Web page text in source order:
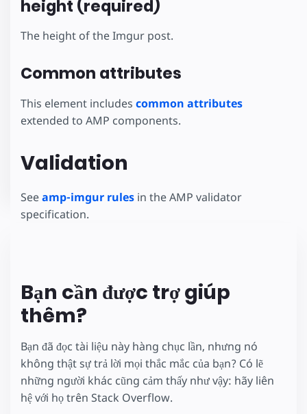
height (required)
The height of the Imgur post.
Common attributes
This element includes common attributes
extended to AMP components.
Validation
Seeamp-imgur rules in the AMP validator
specification.
Bạn cần được trợ giúp
thêm?
Bạn đã đọc tài liệu này hàng chục lần, nhưng nó
không thật sự trả lời mọi thắc mắc của bạn? Có lẽ
những người khác cũng cảm thấy như vậy: hãy liên
hệ với họ trên Stack Overflow.